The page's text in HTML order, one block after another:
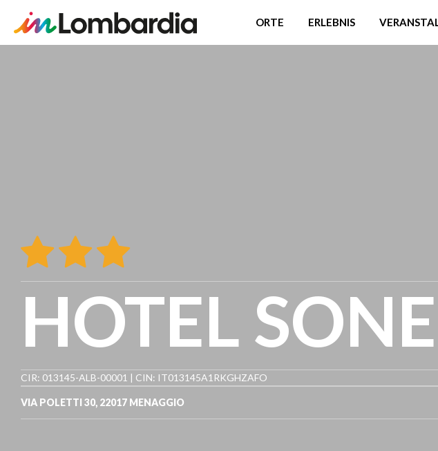
ORTE ERLEBNIS
HOTEL
CIR: 013145-ALB-00001 | CIN: IT013145A1RKGHZAFO
VIA POLETTI 30, 22017 MENAGGIO